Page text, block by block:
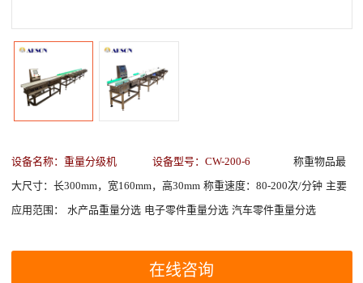
设备名称：重量分级机 设备型号：CW-200-6
称重物品最
大尺寸：长300mm，宽160mm，高30mm 称重速度：80-200次/分钟 主要
应用范围：
水产品重量分选 电子零件重量分选 汽车零件重量分选
在线咨询